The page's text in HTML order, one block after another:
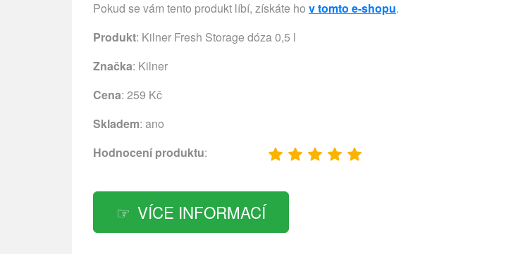
Pokud se vám tento produkt líbí, získáte ho v tomto e-shopu.
Produkt: Kilner Fresh Storage dóza 0,5 l
Značka: Kilner
Cena: 259 Kč
Skladem: ano
Hodnocení produktu:
VÍCE INFORMACÍ